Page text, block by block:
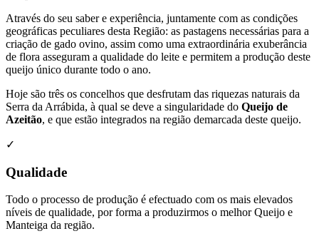
Através do seu saber e experiência, juntamente com as condições
geográficas peculiares desta Região: as pastagens necessárias para a
criação de gado ovino, assim como uma extraordinária exuberância
de flora asseguram a qualidade do leite e permitem a produção deste
queijo único durante todo o ano.
Hoje são três os concelhos que desfrutam das riquezas naturais da
Serra da Arrábida, à qual se deve a singularidade do Queijo de
Azeitão, e que estão integrados na região demarcada deste queijo.
✓
Qualidade
Todo o processo de produção é efectuado com os mais elevados
níveis de qualidade, por forma a produzirmos o melhor Queijo e
Manteiga da região.